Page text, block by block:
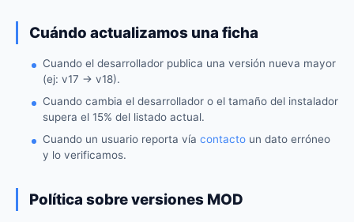
Cuándo actualizamos una ficha
Cuando el desarrollador publica una versión nueva mayor
(ej: v17 → v18).
Cuando cambia el desarrollador o el tamaño del instalador
supera el 15% del listado actual.
Cuando un usuario reporta vía contacto un dato erróneo
y lo verificamos.
Política sobre versiones MOD